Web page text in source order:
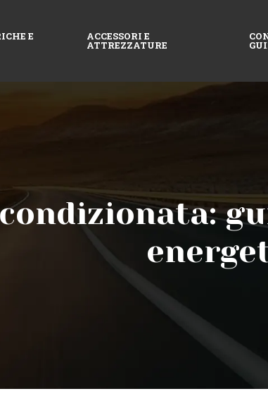
E ACCESSORI E
ATTREZZATURE